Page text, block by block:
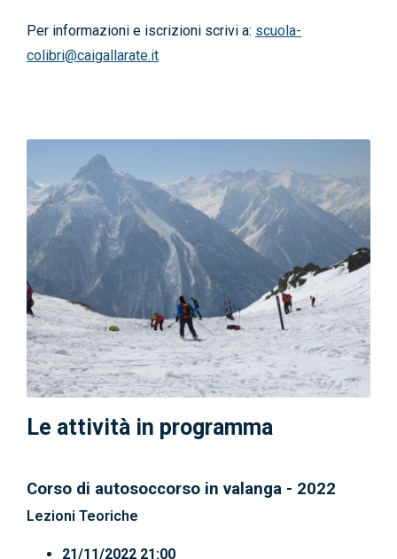
Per informazioni e iscrizioni scrivi a: scuola-
colibri@caigallarate.it
Le attività in programma
Corso di autosoccorso in valanga - 2022
Lezioni Teoriche
21/11/2022 21:00